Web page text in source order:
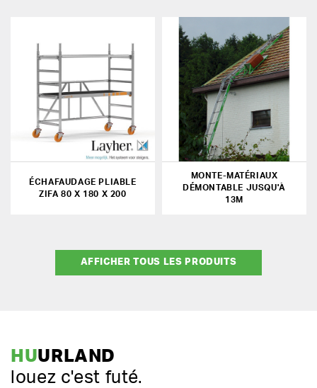
ÉCHAFAUDAGE PLIABLE
ZIFA 80 X 180 X 200
MONTE-MATÉRIAUX
DÉMONTABLE JUSQU'À
13M
AFFICHER TOUS LES PRODUITS
HUURLAND
louez c'est futé.